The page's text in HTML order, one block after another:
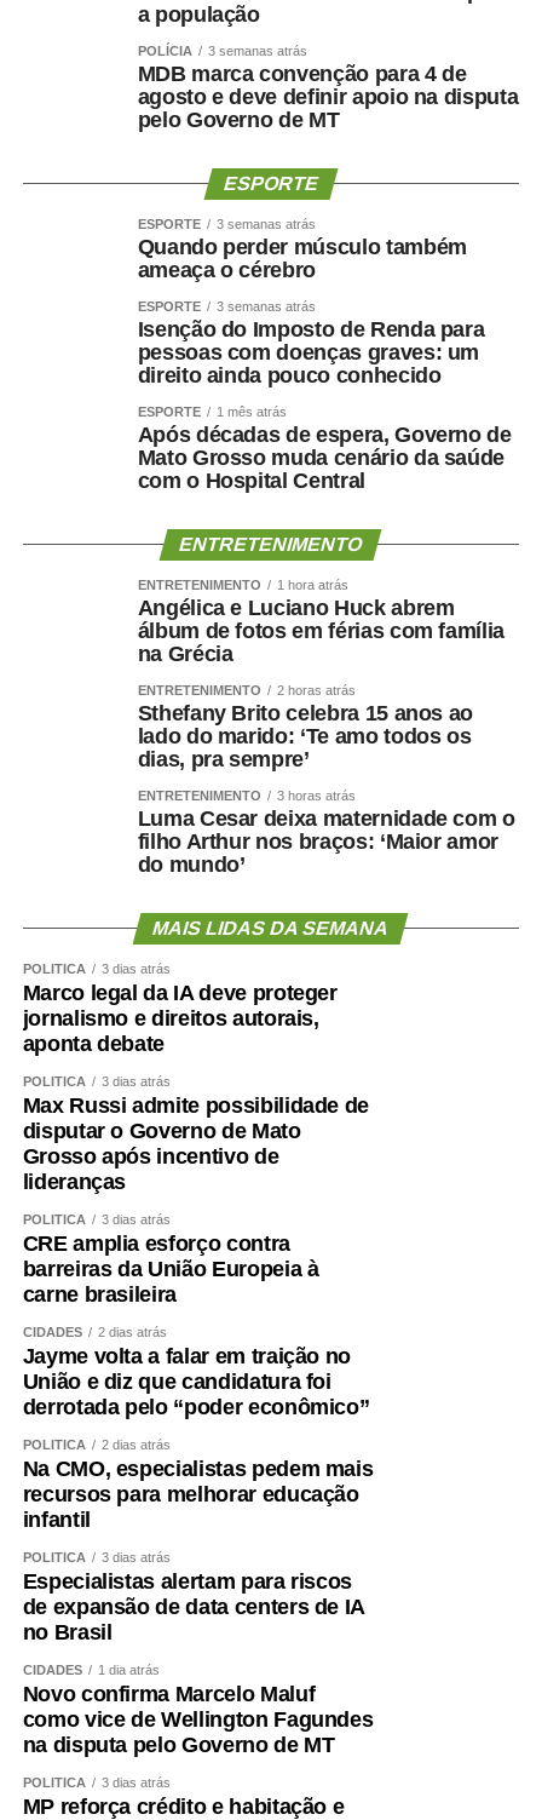
a população
POLÍCIA 3 semanas atrás
MDB marca convenção para 4 de
agosto e deve definir apoio na disputa
pelo Governo de MT
ESPORTE
ESPORTE 3 semanas atrás
Quando perder músculo também
ameaça o cérebro
ESPORTE 3 semanas atrás
Isenção do Imposto de Renda para
pessoas com doenças graves: um
direito ainda pouco conhecido
ESPORTE 1 mês atrás
Após décadas de espera, Governo de
Mato Grosso muda cenário da saúde
com o Hospital Central
ENTRETENIMENTO
ENTRETENIMENTO 1 hora atrás
Angélica e Luciano Huck abrem
álbum de fotos em férias com família
na Grécia
ENTRETENIMENTO 2 horas atrás
Sthefany Brito celebra 15 anos ao
lado do marido: ‘Te amo todos os
dias, pra sempre’
ENTRETENIMENTO 3 horas atrás
Luma Cesar deixa maternidade com o
filho Arthur nos braços: ‘Maior amor
do mundo’
MAIS LIDAS DA SEMANA
POLÍTICA 3 dias atrás
Marco legal da IA deve proteger
jornalismo e direitos autorais,
aponta debate
POLÍTICA 3 dias atrás
Max Russi admite possibilidade de
disputar o Governo de Mato
Grosso após incentivo de
lideranças
POLÍTICA 3 dias atrás
CRE amplia esforço contra
barreiras da União Europeia à
carne brasileira
CIDADES 2 dias atrás
Jayme volta a falar em traição no
União e diz que candidatura foi
derrotada pelo “poder econômico”
POLÍTICA 2 dias atrás
Na CMO, especialistas pedem mais
recursos para melhorar educação
infantil
POLÍTICA 3 dias atrás
Especialistas alertam para riscos
de expansão de data centers de IA
no Brasil
CIDADES 1 dia atrás
Novo confirma Marcelo Maluf
como vice de Wellington Fagundes
na disputa pelo Governo de MT
POLÍTICA 3 dias atrás
MP reforça crédito e habitação e